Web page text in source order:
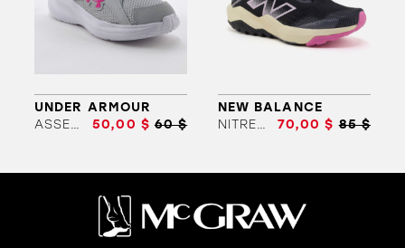
UNDER ARMOUR
ASSERT 11 AC (6-10)
50,00 $ 60 $
NEW BALANCE
NITREL V6 (3.5-7)
70,00 $ 85 $